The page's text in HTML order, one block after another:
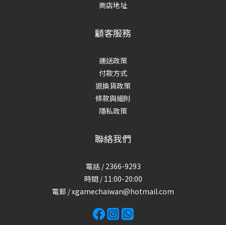
商店地址
顧客服務
運送政策
付款方式
退換貨政策
條款與細則
隱私政策
聯絡我們
電話 / 2366-9293
時間 / 11:00-20:00
電郵 / xgamechaiwan@hotmail.com